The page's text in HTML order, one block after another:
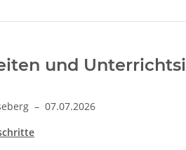
und
– 07.07.2026